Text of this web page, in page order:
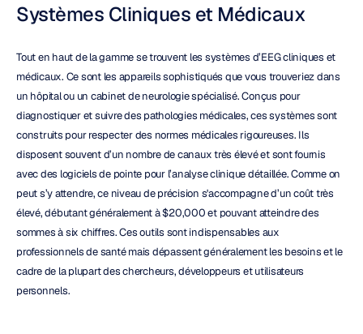
Systèmes Cliniques et Médicaux
Tout en haut de la gamme se trouvent les systèmes d’EEG cliniques et
médicaux. Ce sont les appareils sophistiqués que vous trouveriez dans
un hôpital ou un cabinet de neurologie spécialisé. Conçus pour
diagnostiquer et suivre des pathologies médicales, ces systèmes sont
construits pour respecter des normes médicales rigoureuses. Ils
disposent souvent d’un nombre de canaux très élevé et sont fournis
avec des logiciels de pointe pour l’analyse clinique détaillée. Comme on
peut s’y attendre, ce niveau de précision s'accompagne d’un coût très
élevé, débutant généralement à $20,000 et pouvant atteindre des
sommes à six chiffres. Ces outils sont indispensables aux
professionnels de santé mais dépassent généralement les besoins et le
cadre de la plupart des chercheurs, développeurs et utilisateurs
personnels.